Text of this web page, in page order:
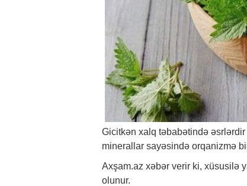
Gicitkən xalq təbabətində
minerallar sayəsində orqanizmə
Axşam.az xəbər verir ki, xüsusilə
olunur.